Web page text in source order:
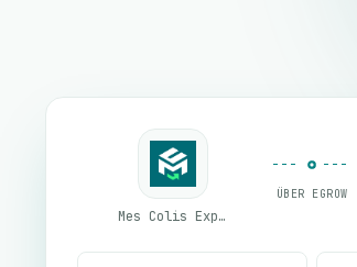
Mes Colis Express
ÜBER EGROW